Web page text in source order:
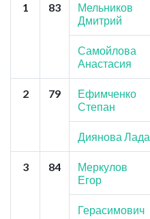
1 83
Мельников
Дмитрий
Самойлова
Анастасия
2 79
Ефимченко
Степан
Диянова Лада
3 84
Меркулов
Егор
Герасимович